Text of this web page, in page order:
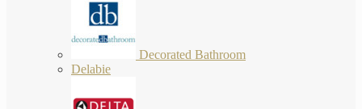
Decorated Bathroom
Delabie